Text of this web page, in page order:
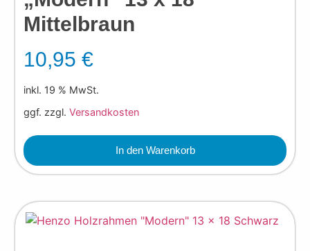
Mittelbraun
10,95€
inkl. 19 % MwSt.
ggf. zzgl.Versandkosten
In den Warenkorb